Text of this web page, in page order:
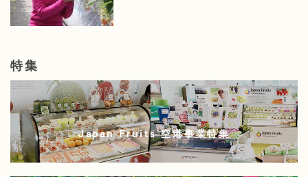
特集
Japan Fruits 空港事業特集